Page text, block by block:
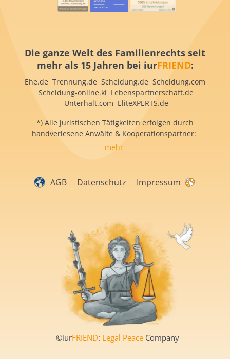
Die ganze Welt des Familienrechts seit
mehr als 15 Jahren bei iurFRIEND:
Ehe.de Trennung.de Scheidung.de Scheidung.com
Scheidung-online.ki Lebenspartnerschaft.de
Unterhalt.com EliteXPERTS.de
*) Alle juristischen Tätigkeiten erfolgen durch
handverlesene Anwälte & Kooperationspartner:
mehr
AGB Datenschutz Impressum
©iurFRIEND: Legal Peace Company